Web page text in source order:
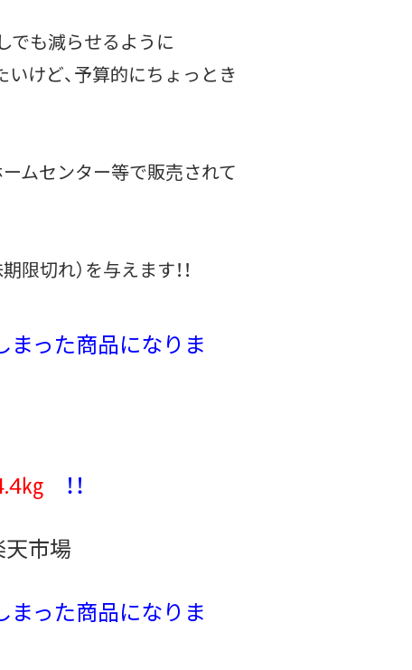
でも減らせるように
けど、予算的にちょっとき
ムセンター等で販売されて
切れ）を与えます！！
まった商品になりま
㎏ ！！
市場
まった商品になりま